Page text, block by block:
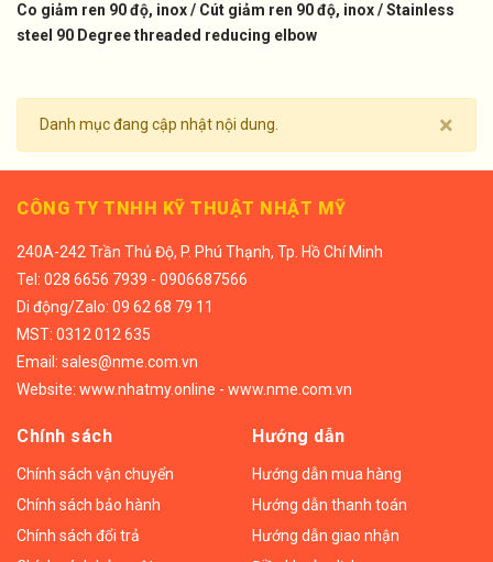
Co giảm ren 90 độ, inox / Cút giảm ren 90 độ, inox /Stainless
steel 90 Degree threaded reducing elbow
×
Danh mục đang cập nhật nội dung.
CÔNG TY TNHH KỸ THUẬT NHẬT MỸ
240A-242 Trần Thủ Độ, P. Phú Thạnh, Tp. Hồ Chí Minh
Tel: 028 6656 7939 - 0906687566
Di động/Zalo: 09 62 68 79 11
MST: 0312 012 635
Email: sales@nme.com.vn
Website: www.nhatmy.online - www.nme.com.vn
Chính sách
Chính sách vận chuyển
Chính sách bảo hành
Chính sách đổi trả
Hướng dẫn
Hướng dẫn mua hàng
Hướng dẫn thanh toán
Hướng dẫn giao nhận